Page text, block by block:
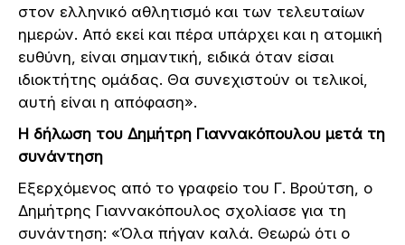
στον ελληνικό αθλητισμό και των τελευταίων
ημερών. Από εκεί και πέρα υπάρχει και η ατομική
ευθύνη, είναι σημαντική, ειδικά όταν είσαι
ιδιοκτήτης ομάδας. Θα συνεχιστούν οι τελικοί,
αυτή είναι η απόφαση».
Η δήλωση του Δημήτρη Γιαννακόπουλου μετά τη
συνάντηση
Εξερχόμενος από το γραφείο του Γ. Βρούτση, ο
Δημήτρης Γιαννακόπουλος σχολίασε για τη
συνάντηση: «Όλα πήγαν καλά. Θεωρώ ότι ο